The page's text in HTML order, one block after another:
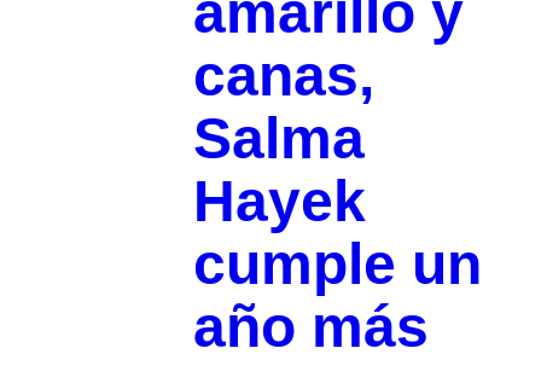
canas,
Salma
Hayek
cumple un
año más